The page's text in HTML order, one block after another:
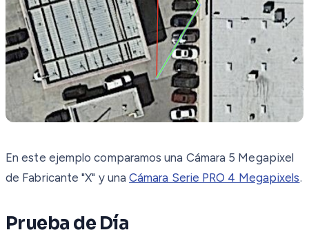
En este ejemplo comparamos una Cámara 5 Megapixel
de Fabricante "X" y unaCámara Serie PRO 4 Megapixels.
Prueba de Día